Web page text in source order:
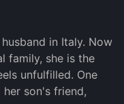
in Italy. Now
family, she is the
unfulfilled. One
son's friend,